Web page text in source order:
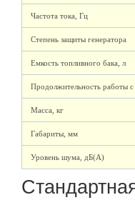
Частота тока, Гц
Степень защиты генератора
Емкость топливного бака, л
Продолжительность работы
Масса, кг
Габариты, мм
Уровень шума, дБ(А)